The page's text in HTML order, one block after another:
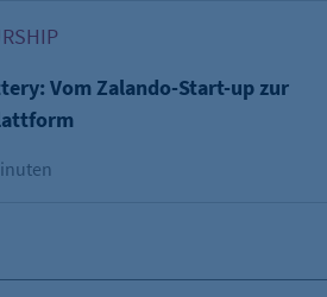
Vom Zalando-Start-up zur